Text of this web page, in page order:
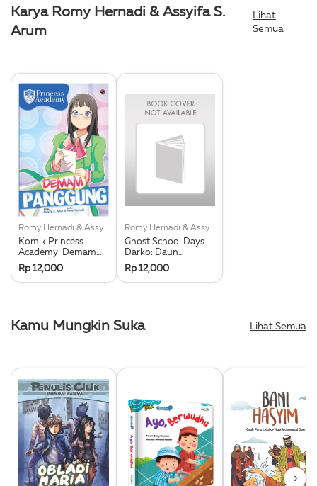
Karya Romy Hernadi & Assyifa S.
Arum
Lihat
Semua
Romy Hernadi & Assyifa S. Arum
Komik Princess
Academy: Demam
Panggung
Rp 12,000
Romy Hernadi & Assyifa S. Arum
Ghost School Days
Darko: Daun
Keberuntungan
Rp 12,000
Kamu Mungkin Suka Lihat Semua
›